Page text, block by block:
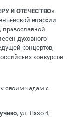
И ОТЕЧЕСТВО»
епархии
, православной
духовного,
концертов,
конкурсов.
своим чадам с
, ул. Лазо 4;